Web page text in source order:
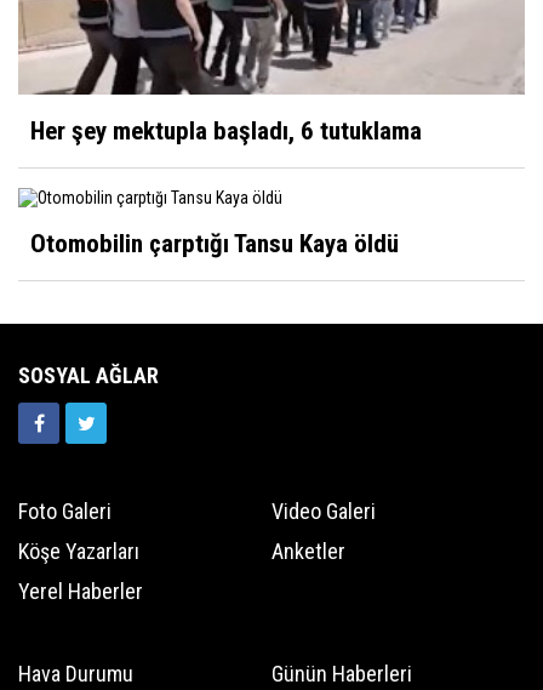
Yüksel Ayhan
Nezahat Onbaşı
Her şey mektupla başladı, 6 tutuklama
Otomobilin çarptığı Tansu Kaya öldü
SOSYAL AĞLAR
Foto Galeri
Video Galeri
Köşe Yazarları
Anketler
Yerel Haberler
Hava Durumu Günün Haberleri